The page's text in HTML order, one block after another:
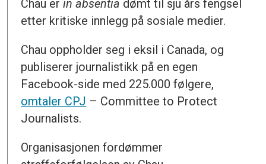
Chau erin absentia dømt til sju års fengsel
etter kritiske innlegg på sosiale medier.
Chau oppholder seg i eksil i Canada, og
publiserer journalistikk på en egen
Facebook-side med 225.000 følgere,
omtaler CPJ – Committee to Protect
Journalists.
Organisasjonen fordømmer